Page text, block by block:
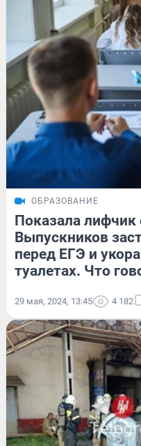
ОБРАЗОВАНИЕ
Показала лифчик
Выпускников
перед ЕГЭ и
туалетах. Что
29 мая, 2024, 13:45 4 182